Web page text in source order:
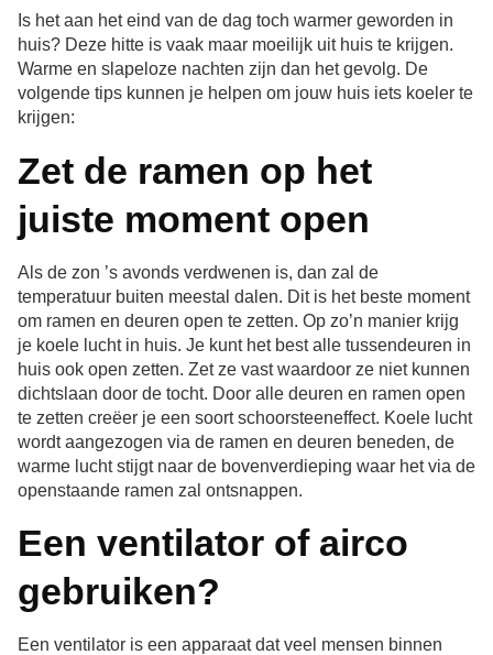
Is het aan het eind van de dag toch warmer geworden in
huis? Deze hitte is vaak maar moeilijk uit huis te krijgen.
Warme en slapeloze nachten zijn dan het gevolg. De
volgende tips kunnen je helpen om jouw huis iets koeler te
krijgen:
Zet de ramen op het
juiste moment open
Als de zon ’s avonds verdwenen is, dan zal de
temperatuur buiten meestal dalen. Dit is het beste moment
om ramen en deuren open te zetten. Op zo’n manier krijg
je koele lucht in huis. Je kunt het best alle tussendeuren in
huis ook open zetten. Zet ze vast waardoor ze niet kunnen
dichtslaan door de tocht. Door alle deuren en ramen open
te zetten creëer je een soort schoorsteeneffect. Koele lucht
wordt aangezogen via de ramen en deuren beneden, de
warme lucht stijgt naar de bovenverdieping waar het via de
openstaande ramen zal ontsnappen.
Een ventilator of airco
gebruiken?
Een ventilator is een apparaat dat veel mensen binnen